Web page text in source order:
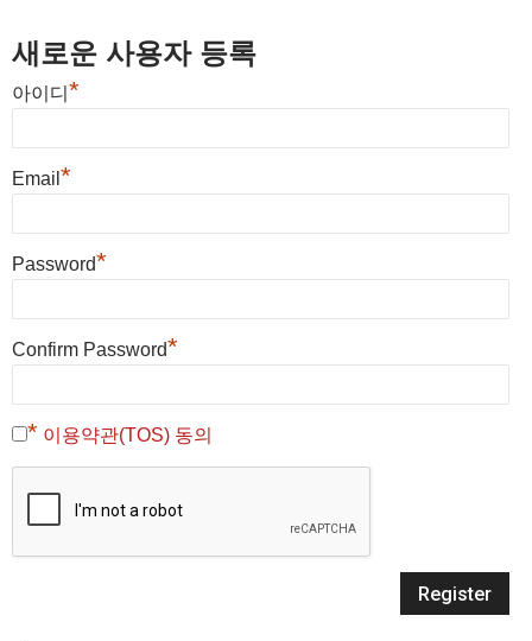
새로운 사용자 등록
아이디 *
Email *
Password*
Confirm Password*
* 이용약관(TOS) 동의